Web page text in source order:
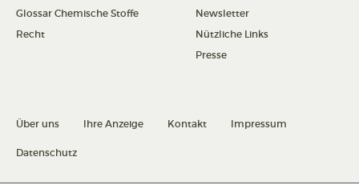
Glossar Chemische Stoffe
Recht
Newsletter
Nützliche Links
Presse
Über uns Ihre Anzeige Kontakt Impressum
Datenschutz